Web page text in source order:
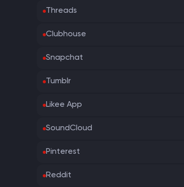
Threads
Clubhouse
Snapchat
Tumblr
Likee App
SoundCloud
Pinterest
Reddit